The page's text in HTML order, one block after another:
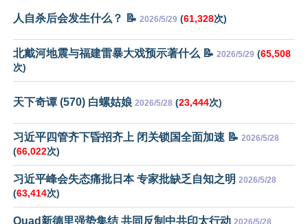
人自杀后会发生什么？ 📝 2026/5/29 (61,328次)
北戴河地震与福建雷暴大戏预示著什么 📝 2026/5/29 (65,508
次)
天下奇谭 (570) 白螺姑娘 2026/5/28 (23,444次)
习近平四管齐下昏招齐上 闭关锁国全面加速 📝 2026/5/28
(66,022次)
习近平峰会失态痛批日本 专家批缺乏自知之明 2026/5/28
(63,414次)
Quad新德里强势集结 共同反制中共印太行动 2026/5/28